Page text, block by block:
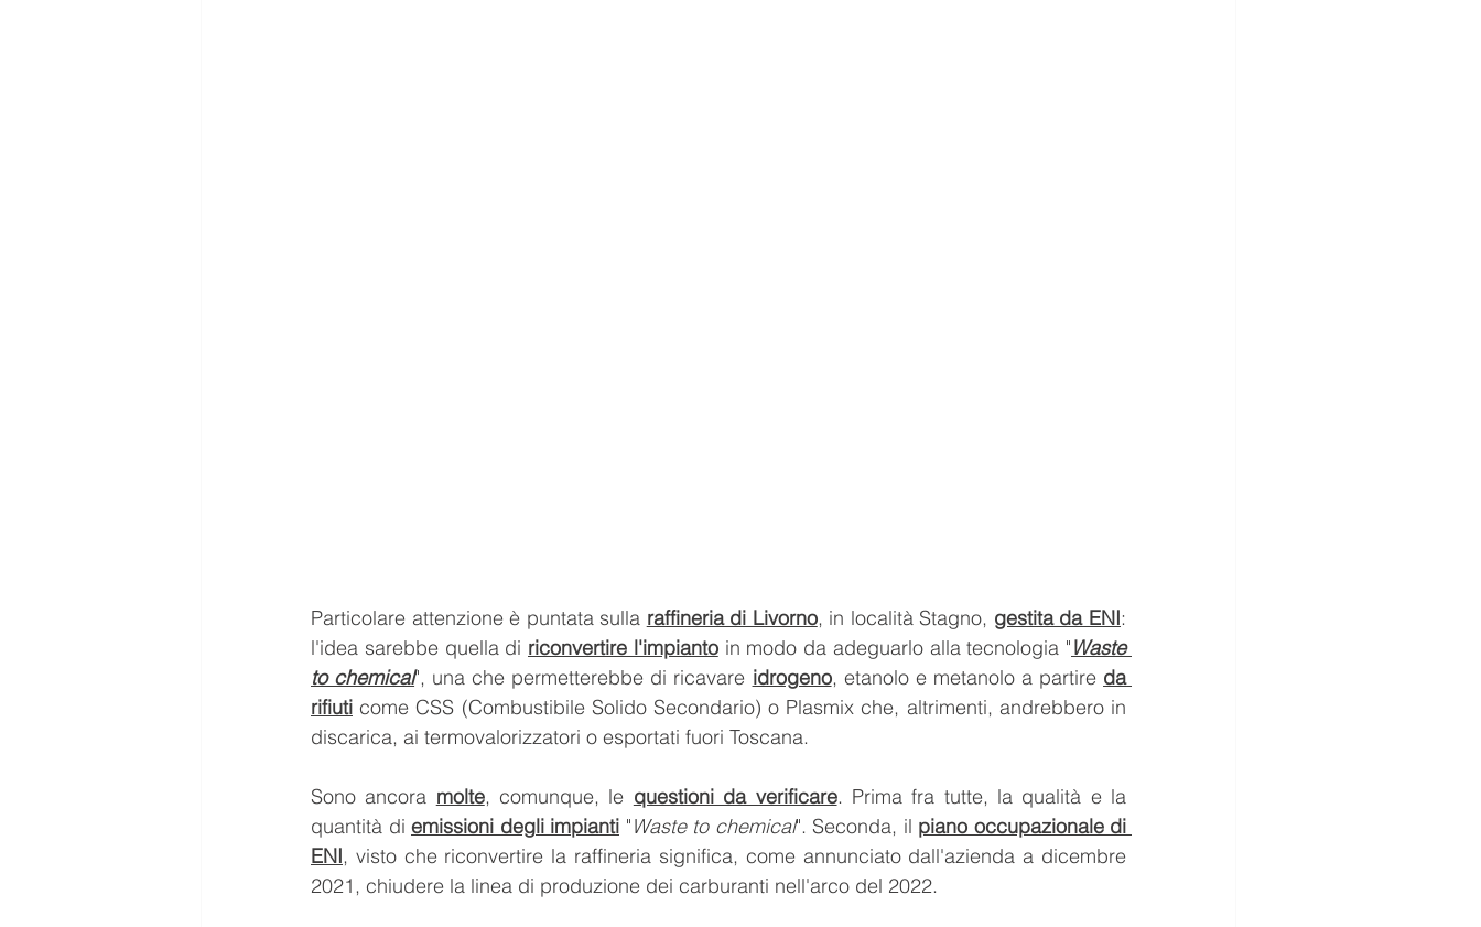
Particolare attenzione è puntata sulla raffineria di Livorno, in località Stagno, gestita da ENI:
l'idea sarebbe quella di riconvertire l'impianto in modo da adeguarlo alla tecnologia "Waste
to chemical", una che permetterebbe di ricavare idrogeno, etanolo e metanolo a partire da
rifiuti come CSS (Combustibile Solido Secondario) o Plasmix che, altrimenti, andrebbero in
discarica, ai termovalorizzatori o esportati fuori Toscana.
Sono ancora molte, comunque, le questioni da verificare. Prima fra tutte, la qualità e la
quantità di emissioni degli impianti "Waste to chemical". Seconda, il piano occupazionale di
ENI, visto che riconvertire la raffineria significa, come annunciato dall'azienda a dicembre
2021, chiudere la linea di produzione dei carburanti nell'arco del 2022.